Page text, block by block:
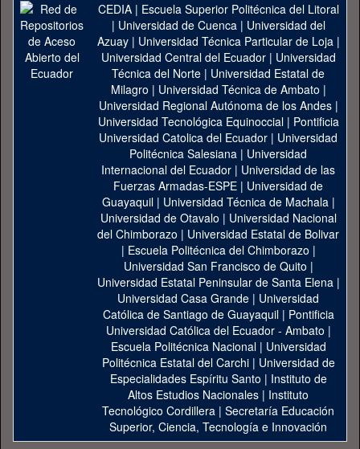
CEDIA| Escuela Superior Politécnica del Litoral
| Universidad de Cuenca| Universidad del
Azuay| Universidad Técnica Particular de Loja|
Universidad Central del Ecuador| Universidad
Técnica del Norte | Universidad Estatal de
Milagro | Universidad Técnica de Ambato |
Universidad Regional Autónoma de los Andes|
Universidad Tecnológica Equinoccial| Pontificia
Universidad Catolica del Ecuador | Universidad
Politécnica Salesiana | Universidad
Internacional del Ecuador | Universidad de las
Fuerzas Armadas-ESPE | Universidad de
Guayaquil| Universidad Técnica de Machala|
Universidad de Otavalo | Universidad Nacional
del Chimborazo | Universidad Estatal de Bolivar
| Escuela Politécnica del Chimborazo |
Universidad San Francisco de Quito |
Universidad Estatal Peninsular de Santa Elena|
Universidad Casa Grande | Universidad
Católica de Santiago de Guayaquil| Pontificia
Universidad Católica del Ecuador - Ambato |
Escuela Politécnica Nacional| Universidad
Politécnica Estatal del Carchi| Universidad de
Especialidades Espíritu Santo | Instituto de
Altos Estudios Nacionales | Instituto
Tecnológico Cordillera | Secretaría Educación
Superior, Ciencia, Tecnología e Innovación